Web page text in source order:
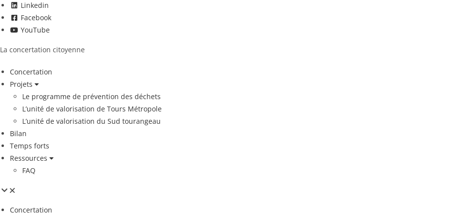
Linkedin
Facebook
YouTube
La concertation citoyenne
Concertation
Projets
Le programme de prévention des déchets
L’unité de valorisation de Tours Métropole
L’unité de valorisation du Sud tourangeau
Bilan
Temps forts
Ressources
FAQ
Concertation